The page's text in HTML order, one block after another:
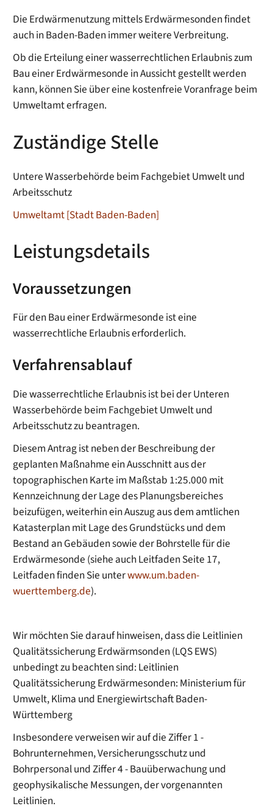
Die Erdwärmenutzung mittels Erdwärmesonden findet
auch in Baden-Baden immer weitere Verbreitung.
Ob die Erteilung einer wasserrechtlichen Erlaubnis zum
Bau einer Erdwärmesonde in Aussicht gestellt werden
kann, können Sie über eine kostenfreie Voranfrage beim
Umweltamt erfragen.
Zuständige Stelle
Untere Wasserbehörde beim Fachgebiet Umwelt und
Arbeitsschutz
Umweltamt [Stadt Baden-Baden]
Leistungsdetails
Voraussetzungen
Für den Bau einer Erdwärmesonde ist eine
wasserrechtliche Erlaubnis erforderlich.
Verfahrensablauf
Die wasserrechtliche Erlaubnis ist bei der Unteren
Wasserbehörde beim Fachgebiet Umwelt und
Arbeitsschutz zu beantragen.
Diesem Antrag ist neben der Beschreibung der
geplanten Maßnahme ein Ausschnitt aus der
topographischen Karte im Maßstab 1:25.000 mit
Kennzeichnung der Lage des Planungsbereiches
beizufügen, weiterhin ein Auszug aus dem amtlichen
Katasterplan mit Lage des Grundstücks und dem
Bestand an Gebäuden sowie der Bohrstelle für die
Erdwärmesonde (siehe auch Leitfaden Seite 17,
Leitfaden finden Sie unterwww.um.baden-
wuerttemberg.de).
Wir möchten Sie darauf hinweisen, dass die Leitlinien
Qualitätssicherung Erdwärmsonden (LQS EWS)
unbedingt zu beachten sind: Leitlinien
Qualitätssicherung Erdwärmesonden: Ministerium für
Umwelt, Klima und Energiewirtschaft Baden-
Württemberg
Insbesondere verweisen wir auf die Ziffer 1 -
Bohrunternehmen, Versicherungsschutz und
Bohrpersonal und Ziffer 4 - Bauüberwachung und
geophysikalische Messungen, der vorgenannten
Leitlinien.